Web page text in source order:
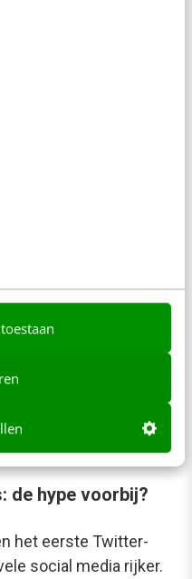
de hype voorbij?
het eerste Twitter-
social media rijker.